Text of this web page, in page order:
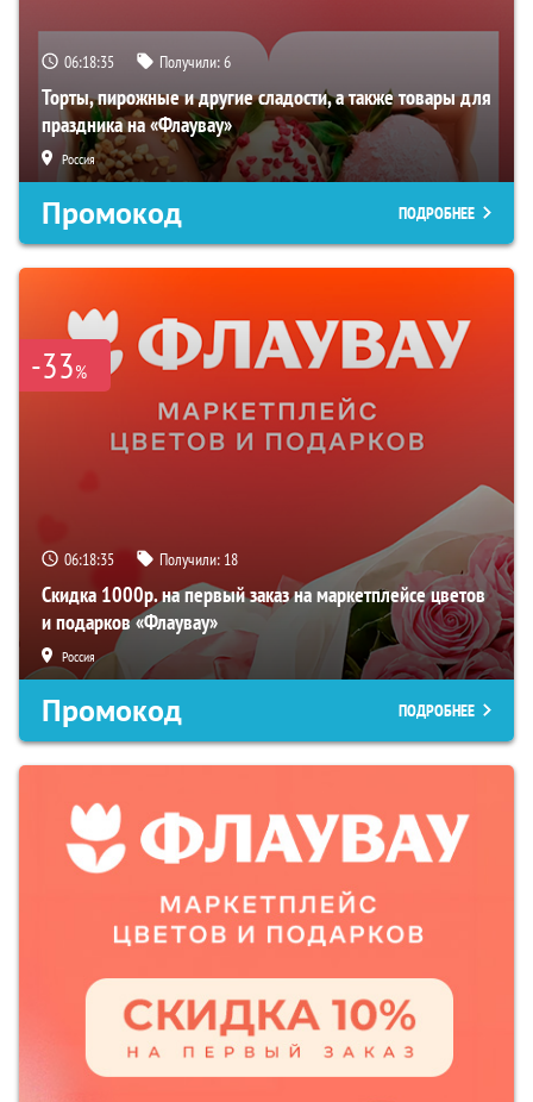
06:18:33 Получили:6
Торты, пирожные и другие сладости, а также товары для
праздника на «Флаувау»
Россия
Промокод ПОДРОБНЕЕ
-33%
06:18:33 Получили: 18
Скидка 1000р. на первый заказ на маркетплейсе цветов
и подарков «Флаувау»
Россия
Промокод ПОДРОБНЕЕ